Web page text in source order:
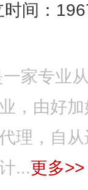
时间：
家专业
，由好
理，自
...更多>>